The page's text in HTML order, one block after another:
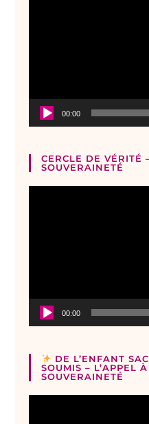
00:00
CERCLE DE VÉRITÉ
SOUVERAINETÉ
00:00
DE L’ENFANT
SOUMIS – L’APPEL
SOUVERAINETÉ